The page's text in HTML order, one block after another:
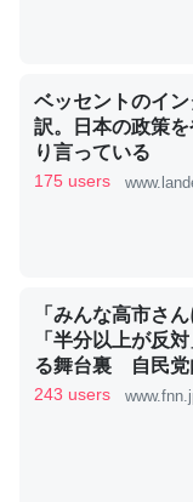
利だから両方が拮
いる鋏角類（カブ
ずキチンを強化し
─ニュース :: 【研究
これを元に考え
類は苦労してる
─ニュース :: 【研究
ベッセントのイ
訳。日本の政策
り言っている
175 users
「みんな高市さ
「半分以上が反
る舞台裏 自民党
論と本音【スポッ
243 users